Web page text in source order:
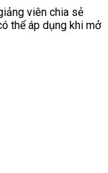
viên chia sẻ
thể áp dụng khi mở